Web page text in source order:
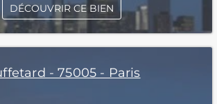
DÉCOUVRIR CE BIEN
- 75005 - Paris